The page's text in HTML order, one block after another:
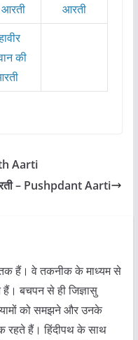
आरती
की
Aarti
– Pushpdant Aarti
हैं। वे तकनीक के माध्यम से
हैं। बचपन से ही जिज्ञासु
को समझने और उनके
रहते हैं। हिंदीपथ के साथ